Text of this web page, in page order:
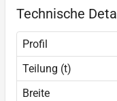
Technische
Profil
Teilung (t)
Breite